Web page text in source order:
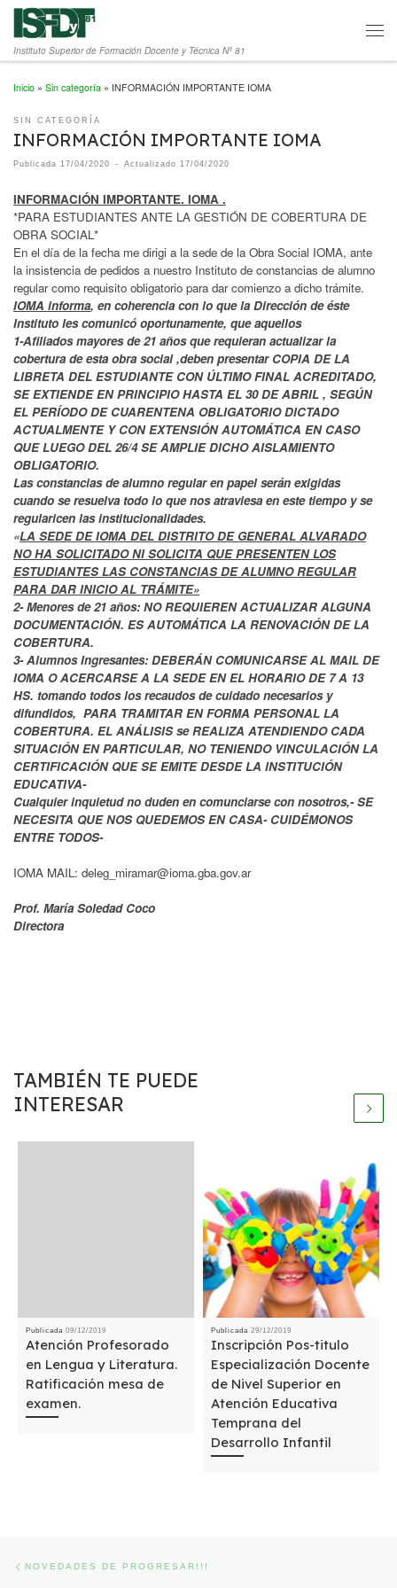
Saltar al contenido
Instituto Superior de Formación Docente y Técnica Nº 81
Inicio » Sin categoría » INFORMACIÓN IMPORTANTE IOMA
SIN CATEGORÍA
INFORMACIÓN IMPORTANTE IOMA
Publicada 17/04/2020 - Actualizado 17/04/2020
INFORMACIÓN IMPORTANTE. IOMA .
*PARA ESTUDIANTES ANTE LA GESTIÓN DE COBERTURA DE
OBRA SOCIAL*
En el día de la fecha me dirigi a la sede de la Obra Social IOMA, ante
la insistencia de pedidos a nuestro Instituto de constancias de alumno
regular como requisito obligatorio para dar comienzo a dicho trámite.
IOMA informa, en coherencia con lo que la Dirección de éste
Instituto les comunicó oportunamente, que aquellos
1-Afiliados mayores de 21 años que requieran actualizar la
cobertura de esta obra social ,deben presentar COPIA DE LA
LIBRETA DEL ESTUDIANTE CON ÚLTIMO FINAL ACREDITADO,
SE EXTIENDE EN PRINCIPIO HASTA EL 30 DE ABRIL , SEGÚN
EL PERÍODO DE CUARENTENA OBLIGATORIO DICTADO
ACTUALMENTE Y CON EXTENSIÓN AUTOMÁTICA EN CASO
QUE LUEGO DEL 26/4 SE AMPLIE DICHO AISLAMIENTO
OBLIGATORIO.
Las constancias de alumno regular en papel serán exigidas
cuando se resuelva todo lo que nos atraviesa en este tiempo y se
regularicen las institucionalidades.
«LA SEDE DE IOMA DEL DISTRITO DE GENERAL ALVARADO
NO HA SOLICITADO NI SOLICITA QUE PRESENTEN LOS
ESTUDIANTES LAS CONSTANCIAS DE ALUMNO REGULAR
PARA DAR INICIO AL TRÁMITE»
2- Menores de 21 años: NO REQUIEREN ACTUALIZAR ALGUNA
DOCUMENTACIÓN. ES AUTOMÁTICA LA RENOVACIÓN DE LA
COBERTURA.
3- Alumnos Ingresantes: DEBERÁN COMUNICARSE AL MAIL DE
IOMA O ACERCARSE A LA SEDE EN EL HORARIO DE 7 A 13
HS. tomando todos los recaudos de cuidado necesarios y
difundidos, PARA TRAMITAR EN FORMA PERSONAL LA
COBERTURA. EL ANÁLISIS se REALIZA ATENDIENDO CADA
SITUACIÓN EN PARTICULAR, NO TENIENDO VINCULACIÓN LA
CERTIFICACIÓN QUE SE EMITE DESDE LA INSTITUCIÓN
EDUCATIVA-
Cualquier inquietud no duden en comunciarse con nosotros,- SE
NECESITA QUE NOS QUEDEMOS EN CASA- CUIDÉMONOS
ENTRE TODOS-
IOMA MAIL: deleg_miramar@ioma.gba.gov.ar
Prof. María Soledad Coco
Directora
TAMBIÉN TE PUEDE
INTERESAR
Publicada 09/12/2019
Atención Profesorado
en Lengua y Literatura.
Ratificación mesa de
examen.
Publicada 29/12/2019
Inscripción Pos-titulo
Especialización Docente
de Nivel Superior en
Atención Educativa
Temprana del
Desarrollo Infantil
NOVEDADES DE PROGRESAR!!!